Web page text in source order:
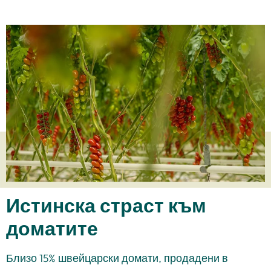
Истинска страст към
доматите
Близо 15% швейцарски домати, продадени в